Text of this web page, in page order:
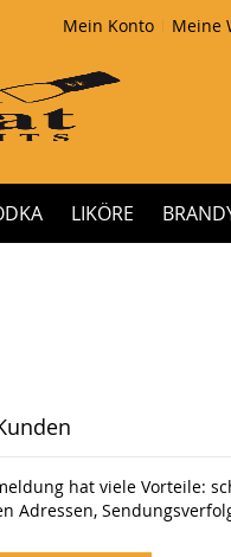
Mein Konto Meine
LIKÖRE
hat viele Vorteile:
Adressen,